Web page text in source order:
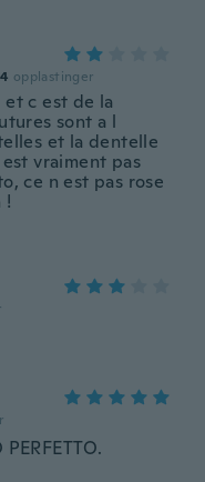
opplastinger
et c est de la
sont a l
et la dentelle
vraiment pas
ce n est pas rose
!